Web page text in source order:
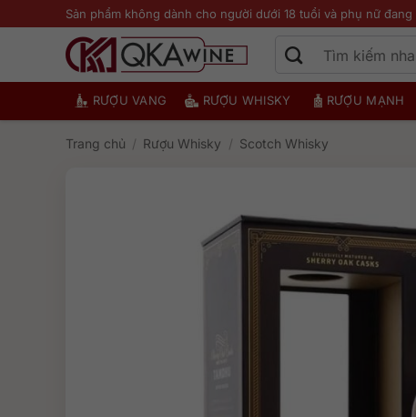
qua
Sản phẩm không dành cho người dưới 18 tuổi và phụ nữ đang
RƯỢU VANG RƯỢU WHISKY RƯỢU MẠNH
Trang chủ / Rượu Whisky / Scotch Whisky